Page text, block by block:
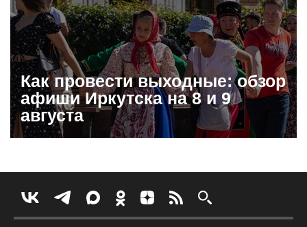
Как провести выходные: обзор
афиши Иркутска на 8 и 9
августа